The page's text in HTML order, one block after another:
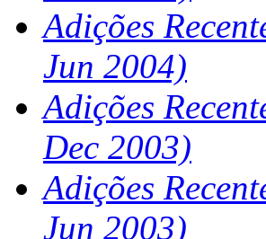
Adições
Jun 2004)
Adições
Dec 2003)
Adições
Jun 2003)